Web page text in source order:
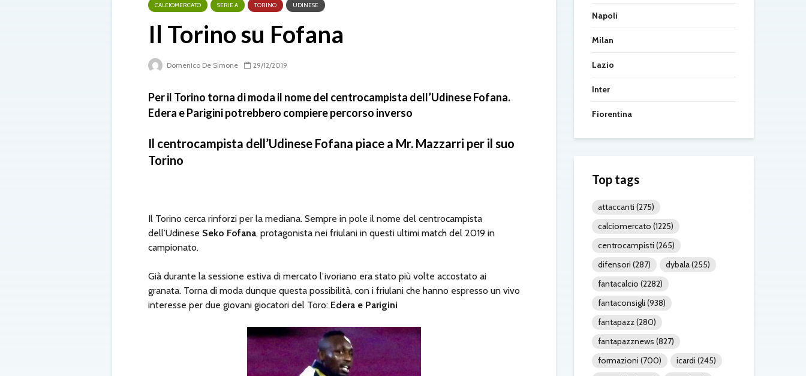
CALCIOMERCATO SERIE A TORINO UDINESE
Il Torino su Fofana
Domenico De Simone 29/12/2019
Per il Torino torna di moda il nome del centrocampista dell’Udinese Fofana.
Edera e Parigini potrebbero compiere percorso inverso
Il centrocampista dell’Udinese Fofana piace a Mr. Mazzarri per il suo
Torino
Il Torino cerca rinforzi per la mediana. Sempre in pole il nome del centrocampista
dell’Udinese Seko Fofana, protagonista nei friulani in questi ultimi match del 2019 in
campionato.
Già durante la sessione estiva di mercato l’ivoriano era stato più volte accostato ai
granata. Torna di moda dunque questa possibilità, con i friulani che hanno espresso un vivo
interesse per due giovani giocatori del Toro: Edera e Parigini
Napoli
Milan
Lazio
Inter
Fiorentina
Top tags
attaccanti (275)
calciomercato (1225)
centrocampisti (265)
difensori (287) dybala(255)
fantacalcio (2282)
fantaconsigli (938)
fantapazz(280)
fantapazznews (827)
formazioni (700) icardi (245)